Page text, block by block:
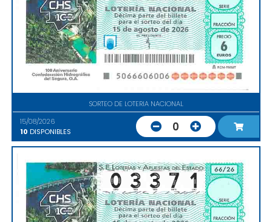
SORTEO DE LOTERIA NACIONAL
15/08/2026
10 DISPONIBLES 0